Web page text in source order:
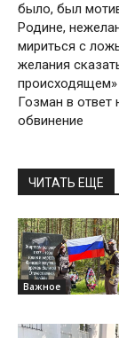
было, был
Родине,
мириться с
желания
Гозман в ответ
обвинение
ЧИТАТЬ ЕЩЕ
Важное